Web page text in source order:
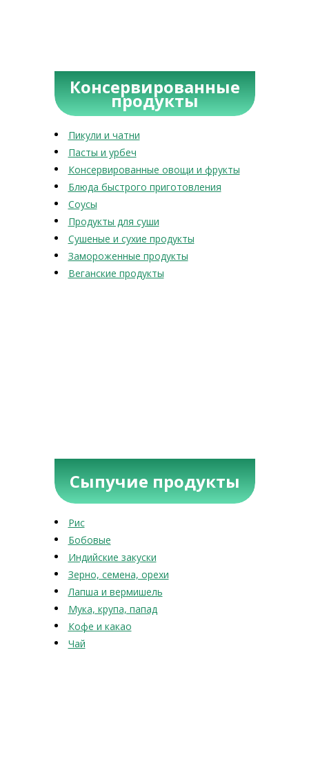
Консервированные
продукты
Пикули и чатни
Пасты и урбеч
Консервированные овощи и фрукты
Блюда быстрого приготовления
Соусы
Продукты для суши
Сушеные и сухие продукты
Замороженные продукты
Веганские продукты
Сыпучие продукты
Рис
Бобовые
Индийские закуски
Зерно, семена, орехи
Лапша и вермишель
Мука, крупа, папад
Кофе и какао
Чай